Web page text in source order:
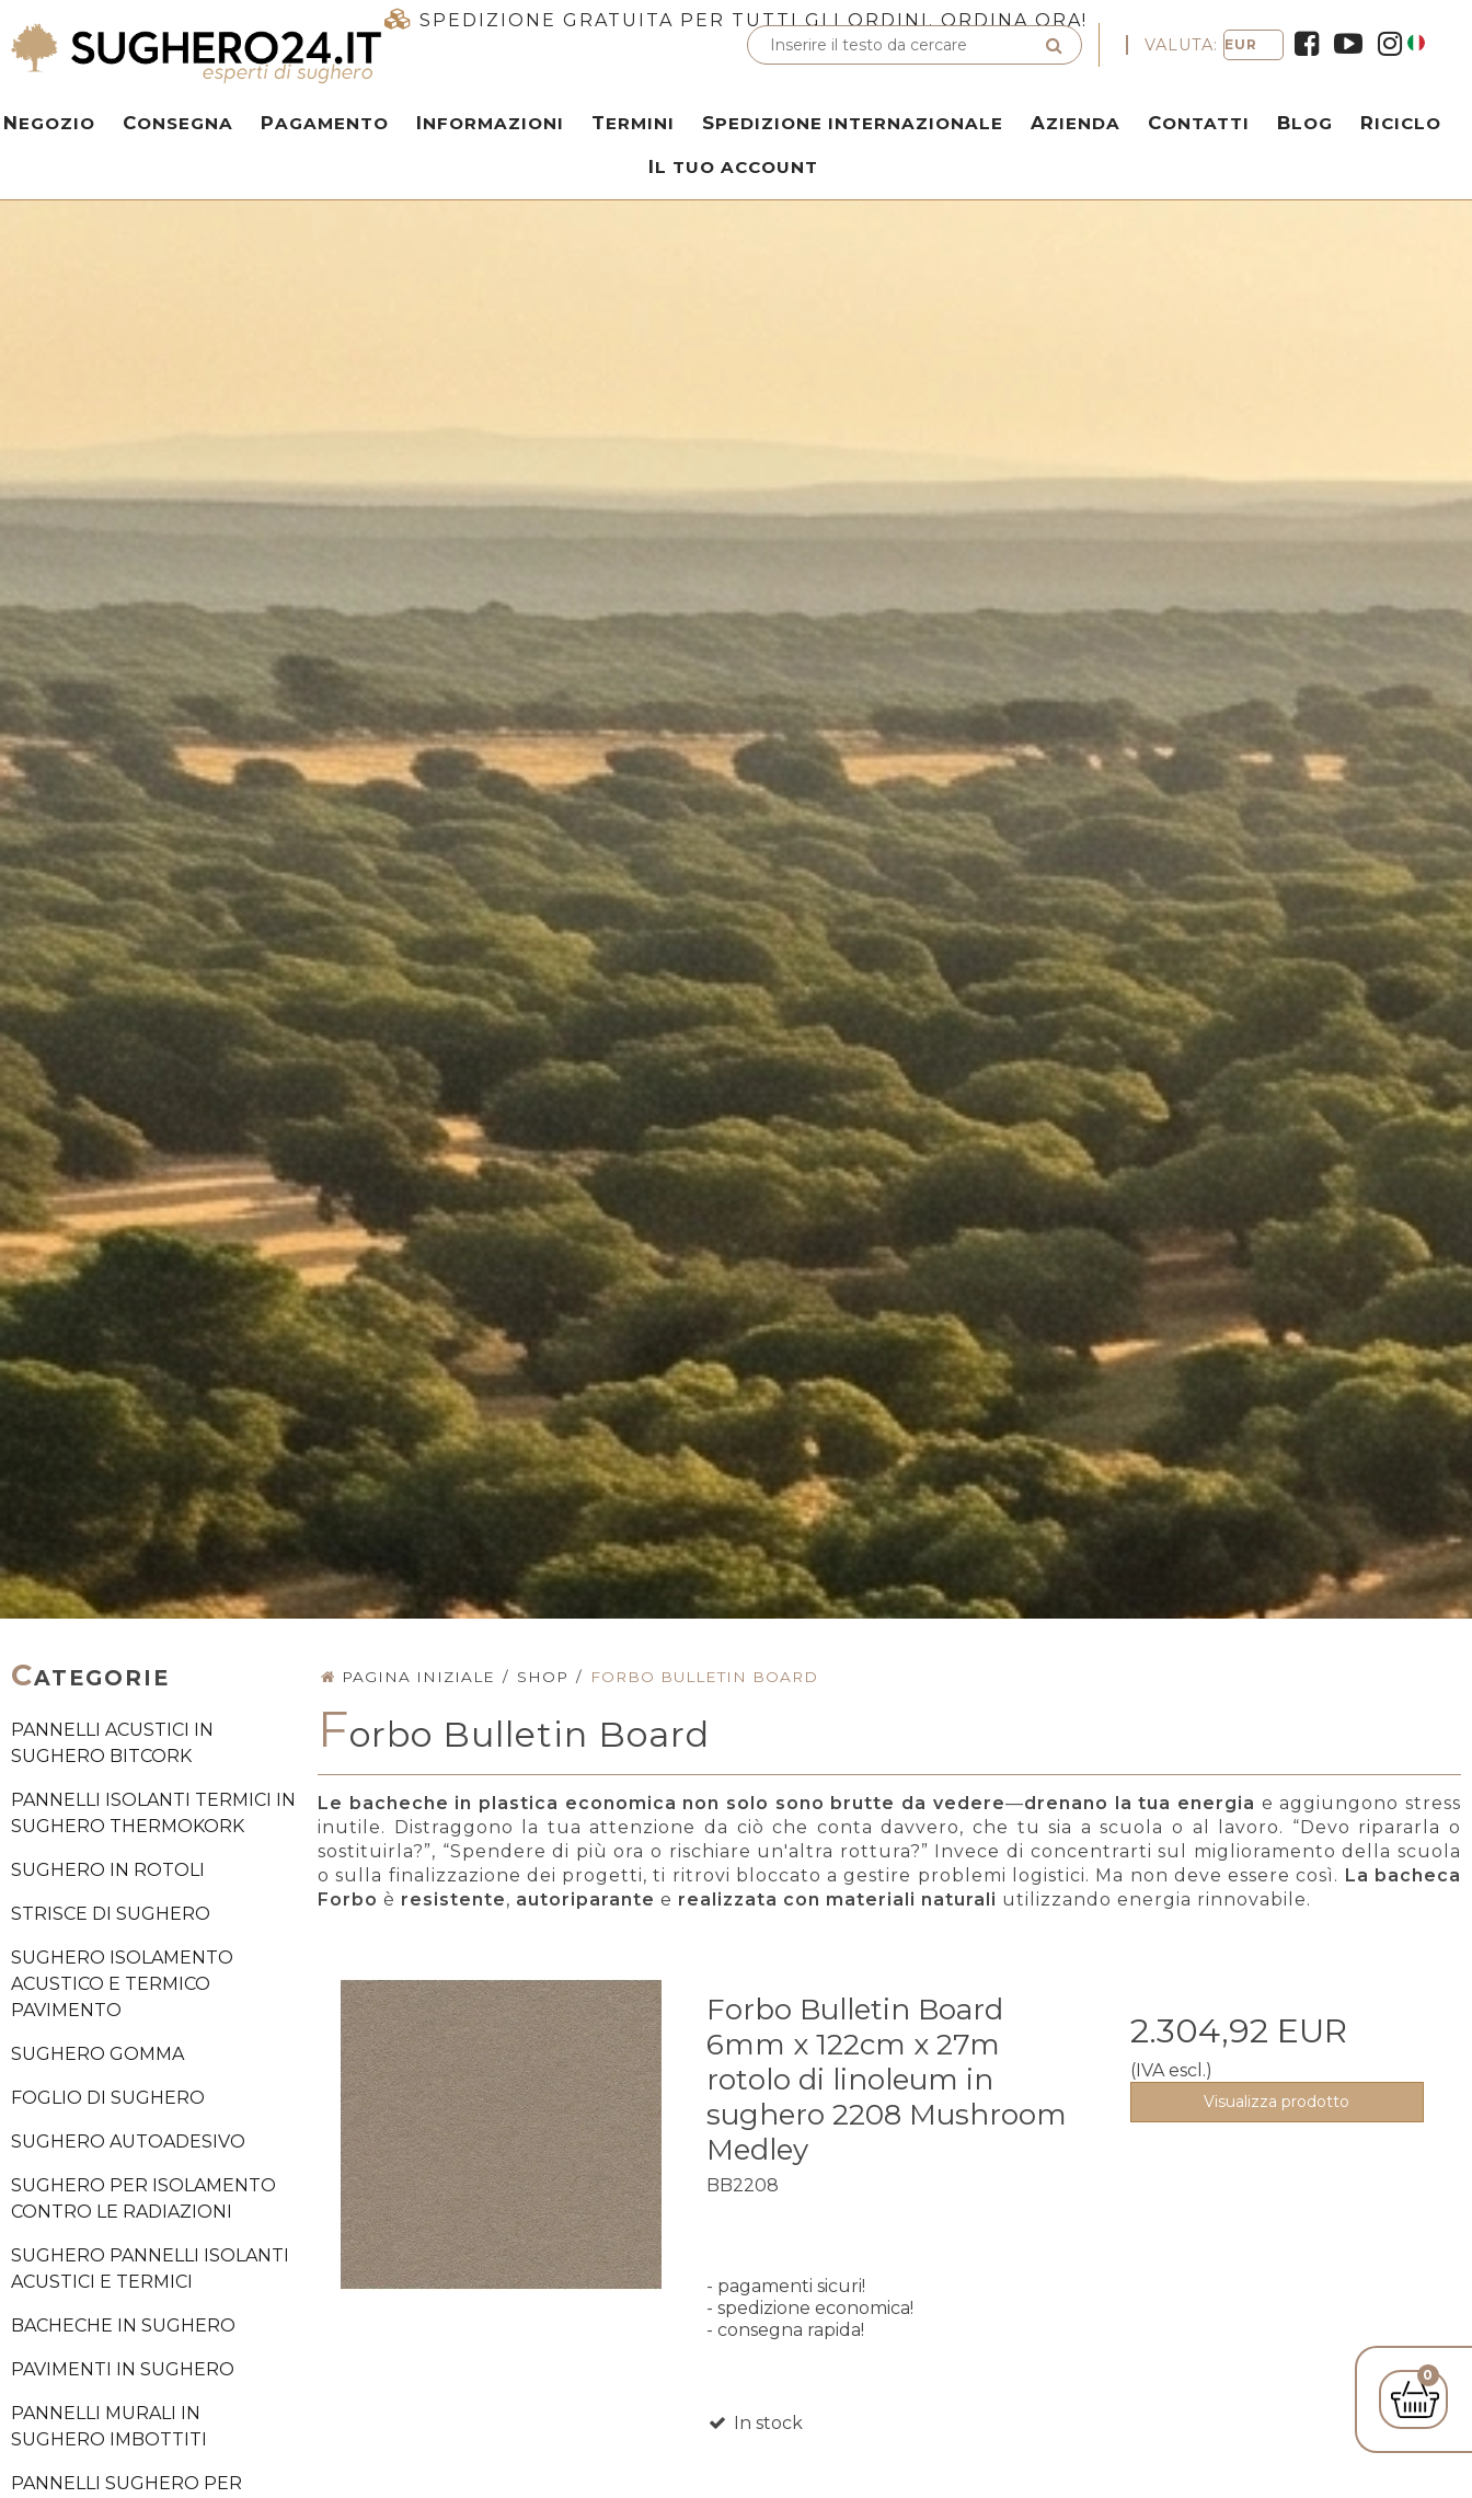
SPEDIZIONE GRATUITA PER TUTTI GLI ORDINI. ORDINA ORA!
0
VALUTA:
NEGOZIO CONSEGNA PAGAMENTO INFORMAZIONI TERMINI SPEDIZIONE INTERNAZIONALE AZIENDA CONTATTI BLOG RICICLO
IL TUO ACCOUNT
CATEGORIE
PANNELLI ACUSTICI IN
SUGHERO BITCORK
PANNELLI ISOLANTI TERMICI IN
SUGHERO THERMOKORK
SUGHERO IN ROTOLI
STRISCE DI SUGHERO
SUGHERO ISOLAMENTO
ACUSTICO E TERMICO
PAVIMENTO
SUGHERO GOMMA
FOGLIO DI SUGHERO
SUGHERO AUTOADESIVO
SUGHERO PER ISOLAMENTO
CONTRO LE RADIAZIONI
SUGHERO PANNELLI ISOLANTI
ACUSTICI E TERMICI
BACHECHE IN SUGHERO
PAVIMENTI IN SUGHERO
PANNELLI MURALI IN
SUGHERO IMBOTTITI
PANNELLI SUGHERO PER
PAGINA INIZIALE / SHOP / FORBO BULLETIN BOARD
Forbo Bulletin Board
Le bacheche in plastica economica non solo sono brutte da vedere—drenano la tua energia e aggiungono stress
inutile. Distraggono la tua attenzione da ciò che conta davvero, che tu sia a scuola o al lavoro. “Devo ripararla o
sostituirla?”, “Spendere di più ora o rischiare un'altra rottura?” Invece di concentrarti sul miglioramento della scuola
o sulla finalizzazione dei progetti, ti ritrovi bloccato a gestire problemi logistici. Ma non deve essere così. La bacheca
Forbo è resistente, autoriparante e realizzata con materiali naturali utilizzando energia rinnovabile.
Forbo Bulletin Board
6mm x 122cm x 27m
rotolo di linoleum in
sughero 2208 Mushroom
Medley
BB2208
- pagamenti sicuri!
- spedizione economica!
- consegna rapida!
In stock
2.304,92 EUR
(IVA escl.)
Visualizza prodotto